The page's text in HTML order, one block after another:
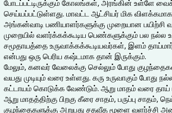
போடப்பட்டிருக்கும் கோலங்கள், அரங்கின் உள்ளே
செய்யப்பட்டுள்ளது. மாவட்ட ஆட்சியர் மிக
அங்கன்வாடி பணியாளர்களுக்கு முறையான பயிற்சி
முறையில் வளர்க்கக்கூடிய பெண்களுக்கும் பல நல்ல
சமூதாயத்தை உருவாக்கக்கூடியவர்கள், இளம்
என்பது ஒரு பெரிய கஷ்டமாக தான் இருக்கும்.
மேலும், கனவர் வேலைக்கு செல்லும் போது
வயது முடியும் வரை உள்ளது. கரு உருவாகும்
கட்டாயம் கொடுக்க வேண்டும். ஆறு மாதம் வரை
ஆறு மாதத்திற்கு பிறகு கீரை சாதம், பருப்பு
குழந்தைகளுக்கு அறுபது சதவீத மூளை வளர்ச்சி